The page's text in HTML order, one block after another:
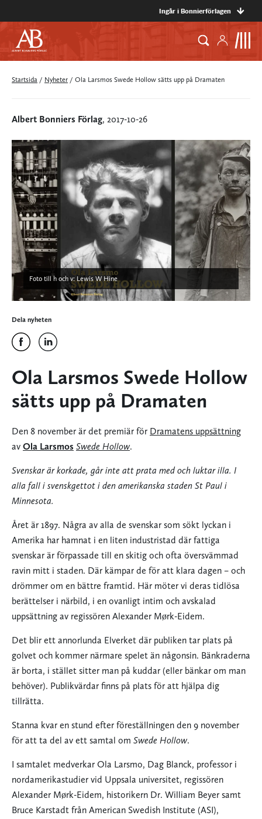
Ingår i Bonnierförlagen
Startsida / Nyheter / Ola Larsmos Swede Hollow sätts upp på Dramaten
Albert Bonniers Förlag, 2017-10-26
Foto till h och v: Lewis W Hine
Dela nyheten
Ola Larsmos Swede Hollow
sätts upp på Dramaten
Den 8 november är det premiär för Dramatens uppsättning
av Ola Larsmos Swede Hollow.
Svenskar är korkade, går inte att prata med och luktar illa. I
alla fall i svenskgettot i den amerikanska staden St Paul i
Minnesota.
Året är 1897. Några av alla de svenskar som sökt lyckan i
Amerika har hamnat i en liten industristad där fattiga
svenskar är förpassade till en skitig och ofta översvämmad
ravin mitt i staden. Där kämpar de för att klara dagen – och
drömmer om en bättre framtid. Här möter vi deras tidlösa
berättelser i närbild, i en ovanligt intim och avskalad
uppsättning av regissören Alexander Mørk-Eidem.
Det blir ett annorlunda Elverket där publiken tar plats på
golvet och kommer närmare spelet än någonsin. Bänkraderna
är borta, i stället sitter man på kuddar (eller bänkar om man
behöver). Publikvärdar finns på plats för att hjälpa dig
tillrätta.
Stanna kvar en stund efter föreställningen den 9 november
för att ta del av ett samtal om Swede Hollow.
I samtalet medverkar Ola Larsmo, Dag Blanck, professor i
nordamerikastudier vid Uppsala universitet, regissören
Alexander Mørk-Eidem, historikern Dr. William Beyer samt
Bruce Karstadt från American Swedish Institute (ASI),